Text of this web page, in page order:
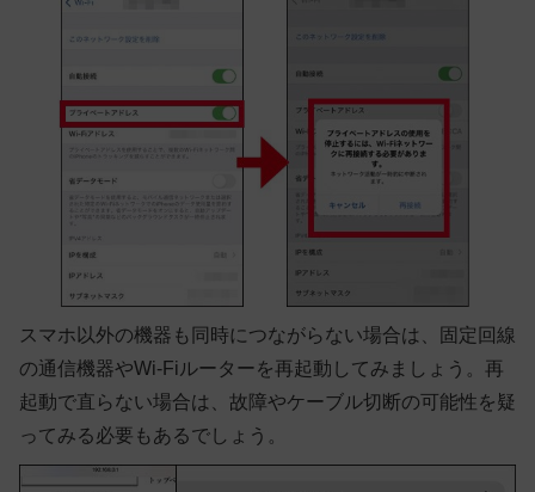
スマホ以外の機器も同時につながらない場合は、固定回線
の通信機器やWi-Fiルーターを再起動してみましょう。再
起動で直らない場合は、故障やケーブル切断の可能性を疑
ってみる必要もあるでしょう。